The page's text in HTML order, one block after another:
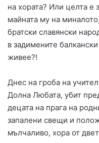
на хората? Или целта е
майната му на
братски славянски
в задимените
живее?!
Днес на гроба на
Долна Любата, убит
децата на прага на
запалени свещи и
мълчаливо, хора от